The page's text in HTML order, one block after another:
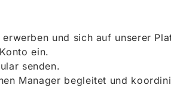
und sich auf unserer
ein.
senden.
Manager begleitet und